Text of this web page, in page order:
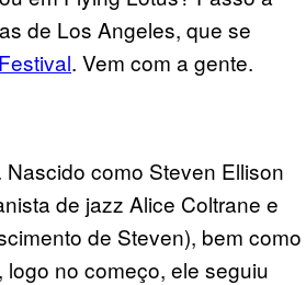
de Los Angeles, que se
. Vem com a gente.
como Steven Ellison
de jazz Alice Coltrane e
de Steven), bem como
no começo, ele seguiu